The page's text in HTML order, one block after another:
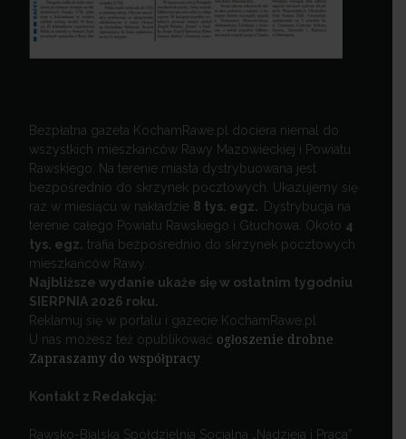
Bezpłatna gazeta KochamRawe.pl dociera niemal do
wszystkich mieszkańców Rawy Mazowieckiej i Powiatu
Rawskiego. Na terenie miasta dystrybuowana jest
bezpośrednio do skrzynek pocztowych. Ukazujemy się
raz w miesiącu w nakładzie 8 tys. egz. Dystrybucja na
terenie całego Powiatu Rawskiego i Głuchowa. Około 4
tys. egz. trafia bezpośrednio do skrzynek pocztowych
mieszkańców Rawy.
Najbliższe wydanie ukaże się w ostatnim tygodniu
SIERPNIA 2026 roku.
Reklamuj się w portalu i gazecie KochamRawe.pl
U nas możesz też opublikować ogłoszenie drobne.
Zapraszamy do współpracy.
Kontakt z Redakcją:
Rawsko-Bialska Spółdzielnia Socjalna „Nadzieja i Praca”